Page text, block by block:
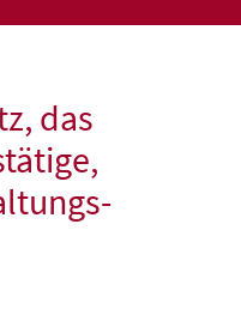
das